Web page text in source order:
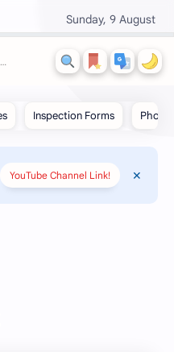
Sunday, 9 August
YouTube Channel Link!